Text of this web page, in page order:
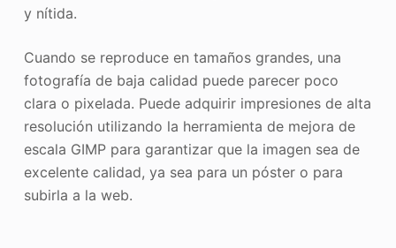
y nítida.
Cuando se reproduce en tamaños grandes, una
fotografía de baja calidad puede parecer poco
clara o pixelada. Puede adquirir impresiones de alta
resolución utilizando la herramienta de mejora de
escala GIMP para garantizar que la imagen sea de
excelente calidad, ya sea para un póster o para
subirla a la web.